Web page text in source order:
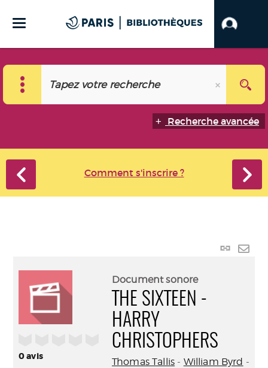
Recherche avancée
Comment s'inscrire ?
Lien
0avis
Document sonore
THE SIXTEEN -
HARRY
CHRISTOPHERS
Thomas Tallis - William Byrd -